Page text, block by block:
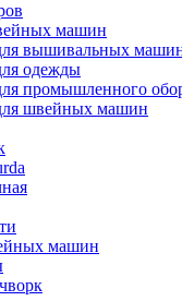
машин
вышивальных
одежды
промышленного
швейных машин
машин